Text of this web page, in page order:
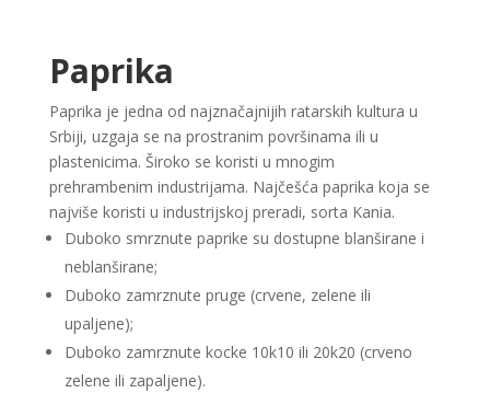
Paprika
Paprika je jedna od najznačajnijih ratarskih kultura u
Srbiji, uzgaja se na prostranim površinama ili u
plastenicima. Široko se koristi u mnogim
prehrambenim industrijama. Najčešća paprika koja se
najviše koristi u industrijskoj preradi, sorta Kania.
Duboko smrznute paprike su dostupne blanširane i
neblanširane;
Duboko zamrznute pruge (crvene, zelene ili
upaljene);
Duboko zamrznute kocke 10k10 ili 20k20 (crveno
zelene ili zapaljene).